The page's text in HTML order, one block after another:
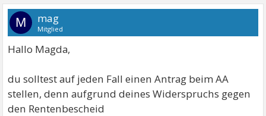
M mag
Mitglied
Hallo Magda,
du solltest auf jeden Fall einen Antrag beim AA
stellen, denn aufgrund deines Widerspruchs gegen
den Rentenbescheid